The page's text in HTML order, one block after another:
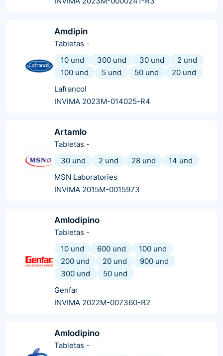
Amdipin
Tabletas -
10 und
300 und 30 und
2 und
100 und
5 und 50 und
20 und
Lafrancol
INVIMA 2023M-014025-R4
Artamlo
Tabletas -
30 und
2 und 28 und
14 und
MSN Laboratories
INVIMA 2015M-0015973
Amlodipino
Tabletas -
10 und
600 und
100 und
200 und
20 und
900 und
300 und
50 und
Genfar
INVIMA 2022M-007360-R2
Amlodipino
Tabletas -